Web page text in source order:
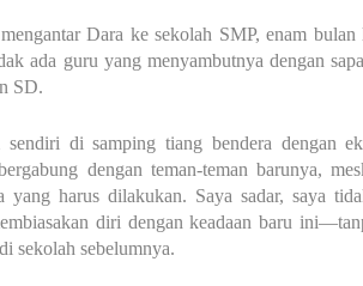
Dara ke sekolah SMP, enam
ada guru yang menyambutnya dengan
SD.
di samping tiang bendera dengan
dengan teman-teman barunya,
yang harus dilakukan. Saya sadar, saya
diri dengan keadaan baru
sekolah sebelumnya.